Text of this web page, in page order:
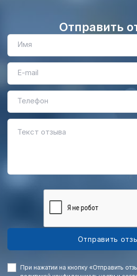
Отправить
Имя
E-mail
Телефон
Текст отзыва
Отправить
При нажатии на кнопку «Отправить